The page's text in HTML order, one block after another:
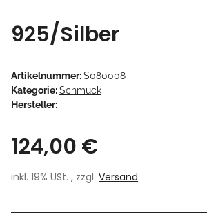
925/Silber
Artikelnummer:S080008
Kategorie:Schmuck
Hersteller:
124,00 €
inkl. 19% USt. , zzgl. Versand